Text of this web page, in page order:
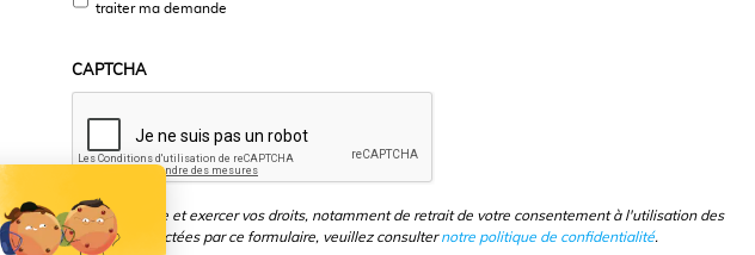
traiter ma demande
CAPTCHA
Pour connaître et exercer vos droits, notamment de retrait de votre consentement à l'utilisation des
données collectées par ce formulaire, veuillez consulternotre politique de confidentialité.